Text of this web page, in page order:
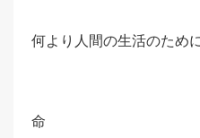
何より人間の生活のため
命